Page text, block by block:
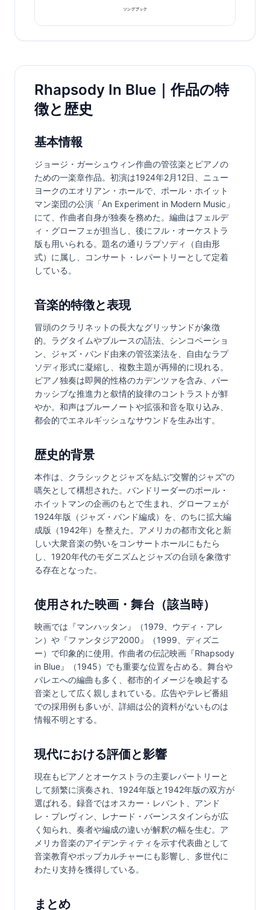
Rhapsody In Blue｜作品の特
徴と歴史
基本情報
ジョージ・ガーシュウィン作曲の管弦楽とピアノの
ための一楽章作品。初演は1924年2月12日、ニュー
ヨークのエオリアン・ホールで、ポール・ホイット
マン楽団の公演「An Experiment in Modern Music」
にて、作曲者自身が独奏を務めた。編曲はフェルデ
ィ・グローフェが担当し、後にフル・オーケストラ
版も用いられる。題名の通りラプソディ（自由形
式）に属し、コンサート・レパートリーとして定着
している。
音楽的特徴と表現
冒頭のクラリネットの長大なグリッサンドが象徴
的。ラグタイムやブルースの語法、シンコペーショ
ン、ジャズ・バンド由来の管弦楽法を、自由なラプ
ソディ形式に凝縮し、複数主題が再帰的に現れる。
ピアノ独奏は即興的性格のカデンツァを含み、パー
カッシブな推進力と叙情的旋律のコントラストが鮮
やか。和声はブルーノートや拡張和音を取り込み、
都会的でエネルギッシュなサウンドを生み出す。
歴史的背景
本作は、クラシックとジャズを結ぶ“交響的ジャズ”の
嚆矢として構想された。バンドリーダーのポール・
ホイットマンの企画のもとで生まれ、グローフェが
1924年版（ジャズ・バンド編成）を、のちに拡大編
成版（1942年）を整えた。アメリカの都市文化と新
しい大衆音楽の勢いをコンサートホールにもたら
し、1920年代のモダニズムとジャズの台頭を象徴す
る存在となった。
使用された映画・舞台（該当時）
映画では『マンハッタン』（1979、ウディ・アレ
ン）や『ファンタジア2000』（1999、ディズニ
ー）で印象的に使用。作曲者の伝記映画『Rhapsody
in Blue』（1945）でも重要な位置を占める。舞台や
バレエへの編曲も多く、都市的イメージを喚起する
音楽として広く親しまれている。広告やテレビ番組
での採用例も多いが、詳細は公的資料がないものは
情報不明とする。
現代における評価と影響
現在もピアノとオーケストラの主要レパートリーと
して頻繁に演奏され、1924年版と1942年版の双方が
選ばれる。録音ではオスカー・レバント、アンド
レ・プレヴィン、レナード・バーンスタインらが広
く知られ、奏者や編成の違いが解釈の幅を生む。ア
メリカ音楽のアイデンティティを示す代表曲として
音楽教育やポップカルチャーにも影響し、多世代に
わたり支持を獲得している。
まとめ